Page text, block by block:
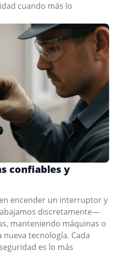
cuando más lo
confiables y
encender un interruptor y
discretamente—
manteniendo máquinas o
tecnología. Cada
es lo más